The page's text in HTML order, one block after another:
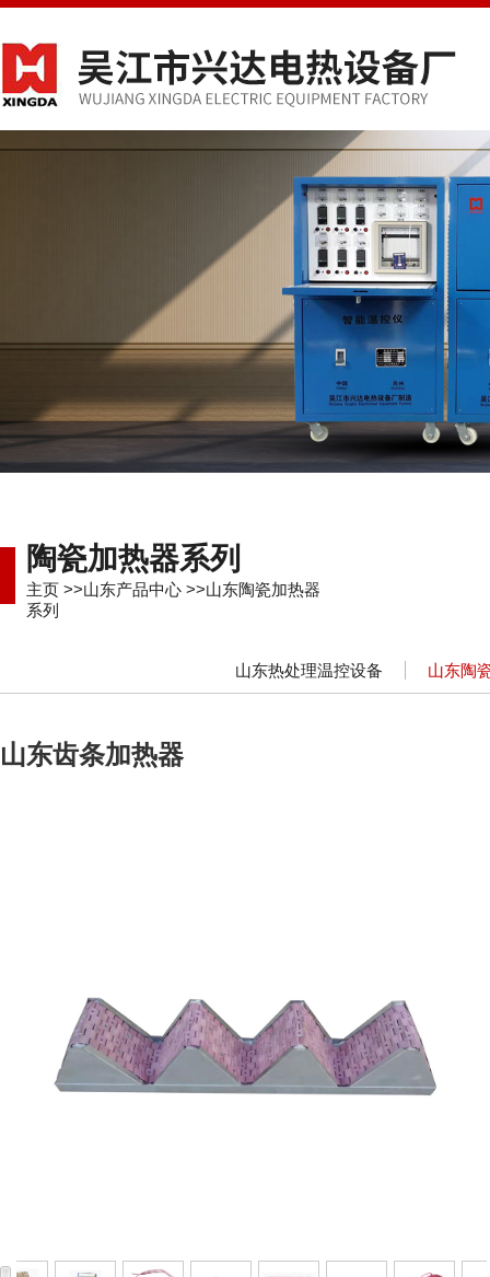
陶瓷加热器系列
主页 >>山东产品中心 >>山东陶瓷加热器
系列
山东热处理温控设备 山东陶
山东齿条加热器